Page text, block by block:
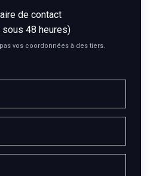
de contact
48 heures)
vos coordonnées à des tiers.